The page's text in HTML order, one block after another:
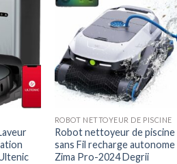
ROBOT NETTOYEUR DE PISCINE
Robot nettoyeur de piscine
sans Fil recharge autonome
Zima Pro-2024 Degrii